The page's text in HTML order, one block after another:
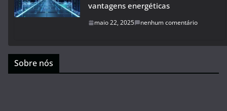
vantagens energéticas
maio 22, 2025 nenhum comentário
Sobre nós